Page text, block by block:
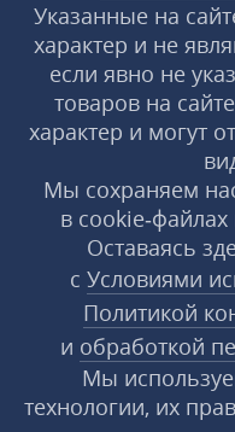
Указанные на
характер и не
если явно не
товаров на
характер и могут
Мы сохраняем
в
Оставаясь
с Условиями
Политикой
и обработкой
Мы
технологии, их